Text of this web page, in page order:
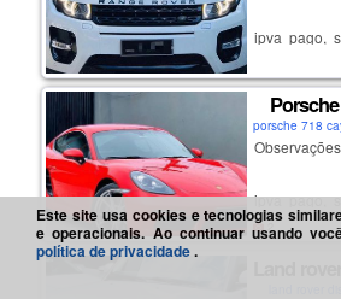
ipva pago,
não é carro
recém
carro de
se
ligue: (12) 9/
lorena-sp
porsche 718
ipva pago,
não é carro
recém
2
Land
land rover
Este site usa cookies e tecnologias
e operacionais. Ao continuar usando
política de privacidade.